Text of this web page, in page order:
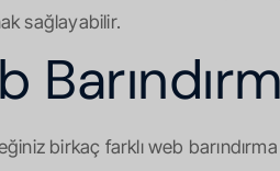
sağlayabilir.
birkaç farklı web